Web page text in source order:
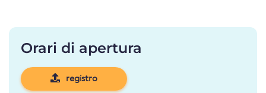
Orari di apertura
registro